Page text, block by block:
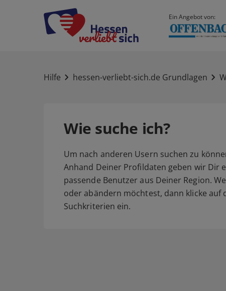
Ein Angebot von:
Hilfe hessen-verliebt-sich.de Grundlagen
Wie suche ich?
Um nach anderen Usern suchen zu
Anhand Deiner Profildaten geben wir Dir
passende Benutzer aus Deiner Region.
oder abändern möchtest, dann klicke auf
Suchkriterien ein.